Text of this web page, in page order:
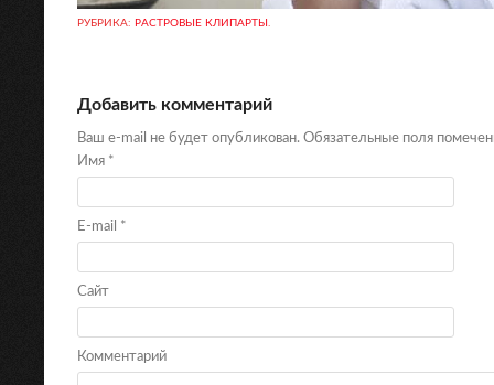
РУБРИКА: РАСТРОВЫЕ КЛИПАРТЫ .
Добавить комментарий
Ваш e-mail не будет опубликован. Обязательные поля
Имя *
E-mail *
Сайт
Комментарий